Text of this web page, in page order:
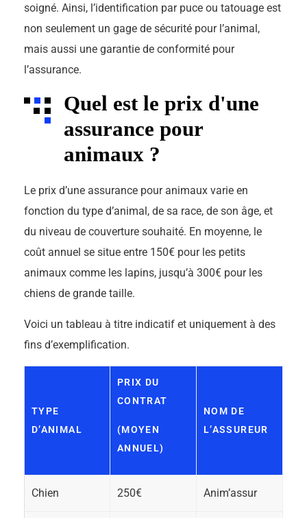
soigné. Ainsi, l’identification par puce ou tatouage est
non seulement un gage de sécurité pour l’animal,
mais aussi une garantie de conformité pour
l’assurance.
Quel est le prix d'une
assurance pour
animaux ?
Le prix d’une assurance pour animaux varie en
fonction du type d’animal, de sa race, de son âge, et
du niveau de couverture souhaité. En moyenne, le
coût annuel se situe entre 150€ pour les petits
animaux comme les lapins, jusqu’à 300€ pour les
chiens de grande taille.
Voici un tableau à titre indicatif et uniquement à des
fins d’exemplification.
TYPE
D’ANIMAL
PRIX DU
CONTRAT
(MOYEN
ANNUEL)
NOM DE
L’ASSUREUR
Chien 250€ Anim’assur